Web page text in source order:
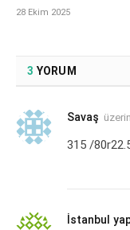
28 Ekim 2025
3 YORUM
Savaş
315 /
İstanbul